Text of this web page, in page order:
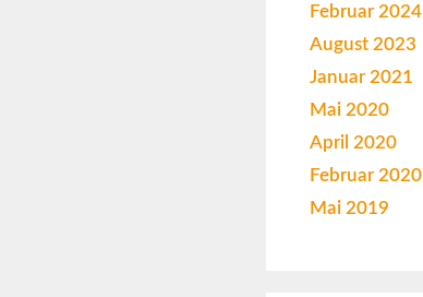
Februar 2024
August 2023
Januar 2021
Mai 2020
April 2020
Februar 2020
Mai 2019